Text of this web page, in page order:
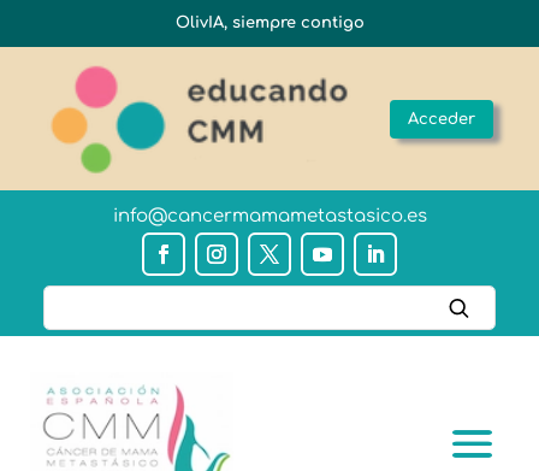
OlivIA, siempre contigo
Acceder
info@cancermamametastasico.es